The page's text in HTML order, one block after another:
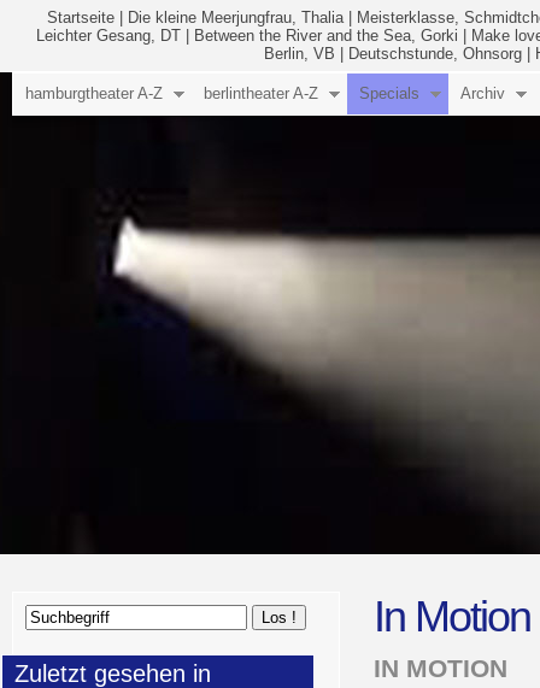
Startseite Die kleine Meerjungfrau, Thalia|
Meisterklasse,
Leichter Gesang, DT
Between the River and the Sea, Gorki
Make
Berlin, VB
Deutschstunde, Ohnsorg
hamburgtheater A-Z berlintheater A-Z Specials Archiv
In Motion
IN MOTION
Zuletzt gesehen in